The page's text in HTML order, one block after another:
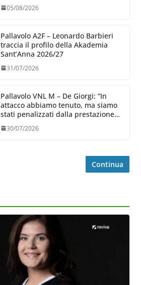
05/08/2026
Pallavolo A2F – Leonardo Barbieri
traccia il profilo della Akademia
Sant’Anna 2026/27
31/07/2026
Pallavolo VNL M – De Giorgi: “In
attacco abbiamo tenuto, ma siamo
stati penalizzati dalla prestazione
30/07/2026
Continua